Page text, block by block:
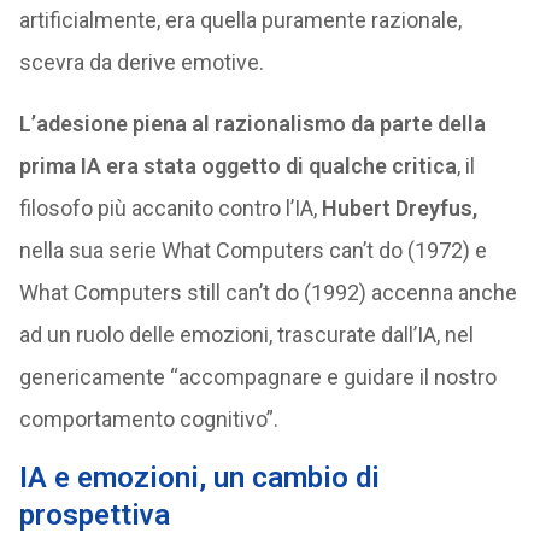
artificialmente, era quella puramente razionale,
scevra da derive emotive.
L’adesione piena al razionalismo da parte della
prima IA era stata oggetto di qualche critica, il
filosofo più accanito contro l’IA, Hubert Dreyfus,
nella sua serie What Computers can’t do (1972) e
What Computers still can’t do (1992) accenna anche
ad un ruolo delle emozioni, trascurate dall’IA, nel
genericamente “accompagnare e guidare il nostro
comportamento cognitivo”.
IA e emozioni, un cambio di
prospettiva